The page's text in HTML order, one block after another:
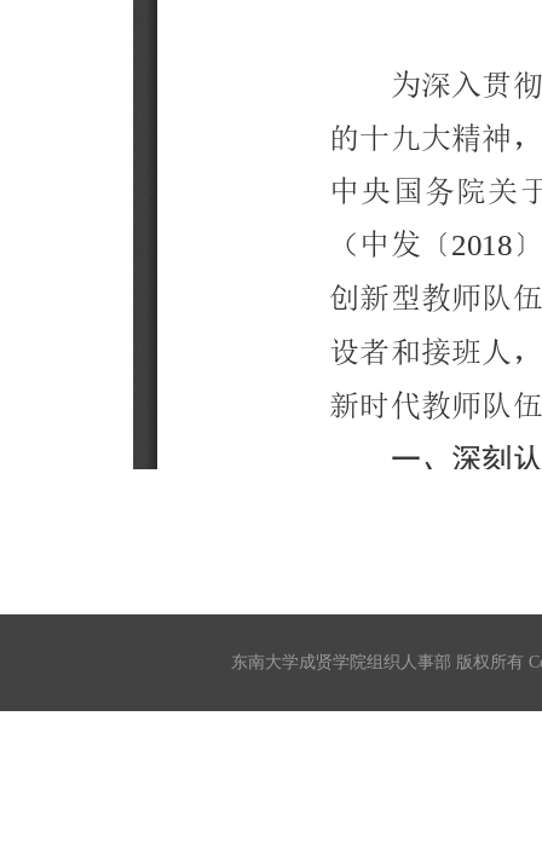
东南大学成贤学院组织人事部 版权所有